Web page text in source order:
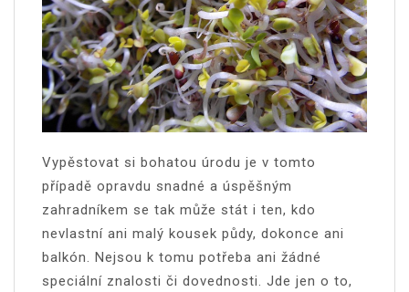
Vypěstovat si bohatou úrodu je v tomto
případě opravdu snadné a úspěšným
zahradníkem se tak může stát i ten, kdo
nevlastní ani malý kousek půdy, dokonce ani
balkón. Nejsou k tomu potřeba ani žádné
speciální znalosti či dovednosti. Jde jen o to,